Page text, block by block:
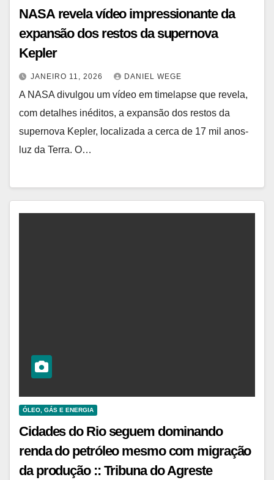
NASA revela vídeo impressionante da
expansão dos restos da supernova
Kepler
JANEIRO 11, 2026 DANIEL WEGE
A NASA divulgou um vídeo em timelapse que revela,
com detalhes inéditos, a expansão dos restos da
supernova Kepler, localizada a cerca de 17 mil anos-
luz da Terra. O…
ÓLEO, GÁS E ENERGIA
Cidades do Rio seguem dominando
renda do petróleo mesmo com migração
da produção :: Tribuna do Agreste